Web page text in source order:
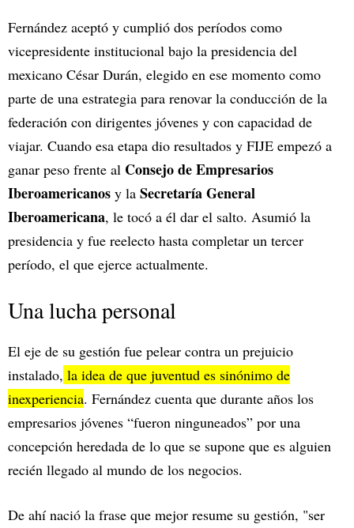
Fernández aceptó y cumplió dos períodos como
vicepresidente institucional bajo la presidencia del
mexicano César Durán, elegido en ese momento como
parte de una estrategia para renovar la conducción de la
federación con dirigentes jóvenes y con capacidad de
viajar. Cuando esa etapa dio resultados y FIJE empezó a
ganar peso frente al Consejo de Empresarios
Iberoamericanos y la Secretaría General
Iberoamericana, le tocó a él dar el salto. Asumió la
presidencia y fue reelecto hasta completar un tercer
período, el que ejerce actualmente.
Una lucha personal
El eje de su gestión fue pelear contra un prejuicio
instalado, la idea de que juventud es sinónimo de
inexperiencia. Fernández cuenta que durante años los
empresarios jóvenes “fueron ninguneados” por una
concepción heredada de lo que se supone que es alguien
recién llegado al mundo de los negocios.
De ahí nació la frase que mejor resume su gestión, "ser